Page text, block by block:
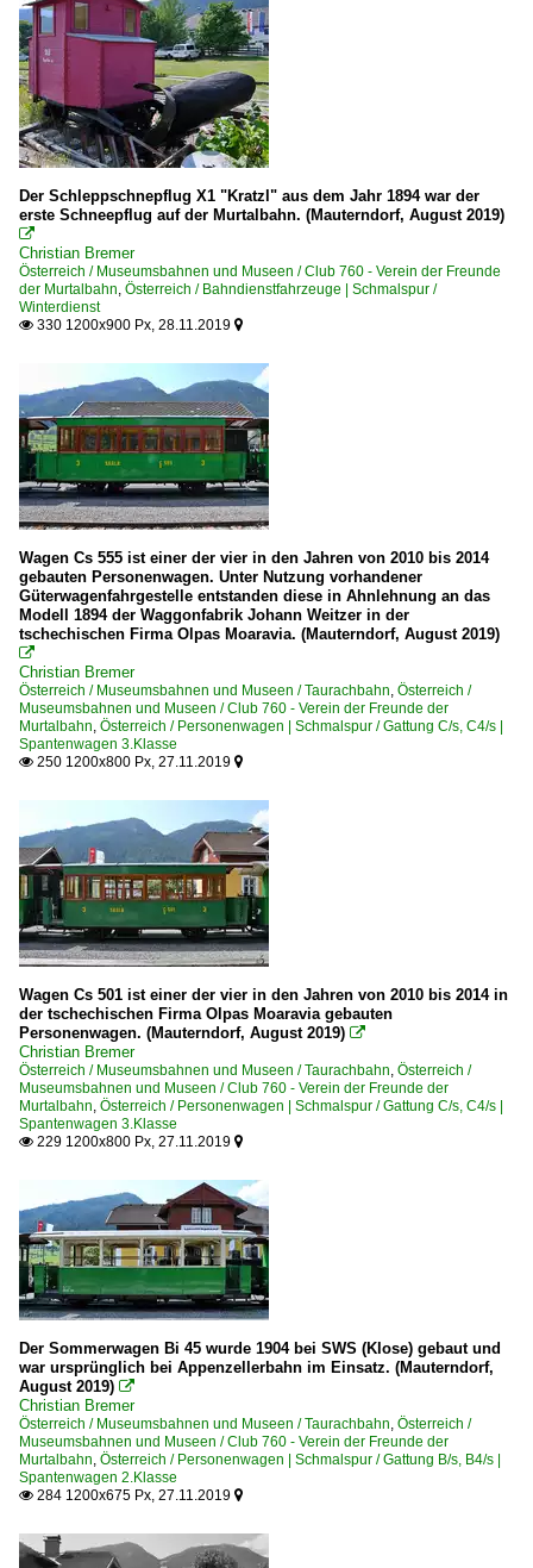
Der Schleppschnepflug X1 "Kratzl" aus dem Jahr 1894 war der
erste Schneepflug auf der Murtalbahn. (Mauterndorf, August 2019)

Christian Bremer
Österreich / Museumsbahnen und Museen / Club 760 - Verein der Freunde
der Murtalbahn, Österreich / Bahndienstfahrzeuge | Schmalspur /
Winterdienst
 330 1200x900 Px, 28.11.2019 
Wagen Cs 555 ist einer der vier in den Jahren von 2010 bis 2014
gebauten Personenwagen. Unter Nutzung vorhandener
Güterwagenfahrgestelle entstanden diese in Ahnlehnung an das
Modell 1894 der Waggonfabrik Johann Weitzer in der
tschechischen Firma Olpas Moaravia. (Mauterndorf, August 2019)

Christian Bremer
Österreich / Museumsbahnen und Museen / Taurachbahn, Österreich /
Museumsbahnen und Museen / Club 760 - Verein der Freunde der
Murtalbahn, Österreich / Personenwagen | Schmalspur / Gattung C/s, C4/s |
Spantenwagen 3.Klasse
 250 1200x800 Px, 27.11.2019 
Wagen Cs 501 ist einer der vier in den Jahren von 2010 bis 2014 in
der tschechischen Firma Olpas Moaravia gebauten
Personenwagen. (Mauterndorf, August 2019) 
Christian Bremer
Österreich / Museumsbahnen und Museen / Taurachbahn, Österreich /
Museumsbahnen und Museen / Club 760 - Verein der Freunde der
Murtalbahn, Österreich / Personenwagen | Schmalspur / Gattung C/s, C4/s |
Spantenwagen 3.Klasse
 229 1200x800 Px, 27.11.2019 
Der Sommerwagen Bi 45 wurde 1904 bei SWS (Klose) gebaut und
war ursprünglich bei Appenzellerbahn im Einsatz. (Mauterndorf,
August 2019) 
Christian Bremer
Österreich / Museumsbahnen und Museen / Taurachbahn, Österreich /
Museumsbahnen und Museen / Club 760 - Verein der Freunde der
Murtalbahn, Österreich / Personenwagen | Schmalspur / Gattung B/s, B4/s |
Spantenwagen 2.Klasse
 284 1200x675 Px, 27.11.2019 